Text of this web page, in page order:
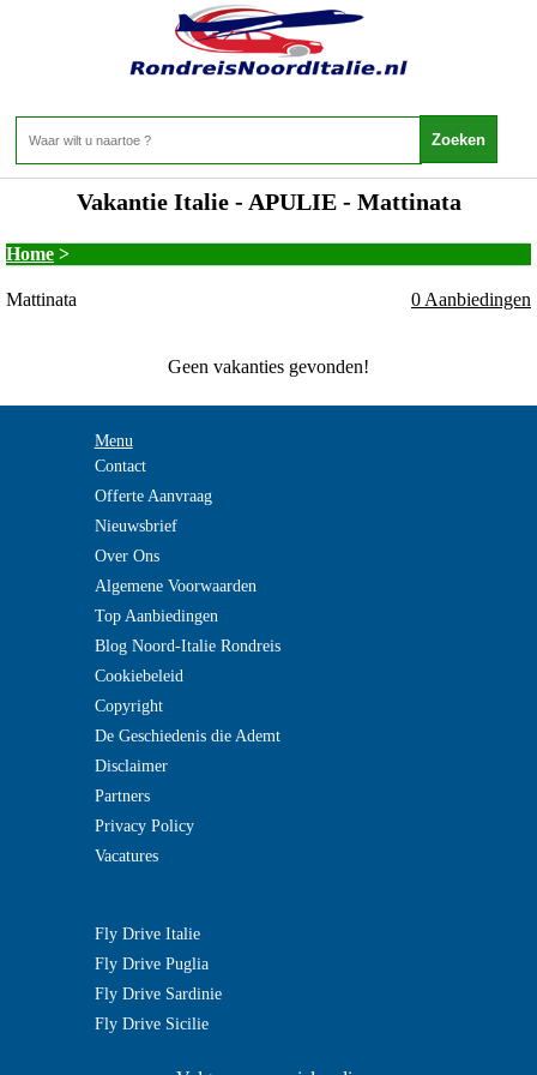
Vakantie Italie - APULIE - Mattinata
Home >
Mattinata 0 Aanbiedingen
Geen vakanties gevonden!
Menu
Contact
Offerte Aanvraag
Nieuwsbrief
Over Ons
Algemene Voorwaarden
Top Aanbiedingen
Blog Noord-Italie Rondreis
Cookiebeleid
Copyright
De Geschiedenis die Ademt
Disclaimer
Partners
Privacy Policy
Vacatures
Fly Drive Italie
Fly Drive Puglia
Fly Drive Sardinie
Fly Drive Sicilie